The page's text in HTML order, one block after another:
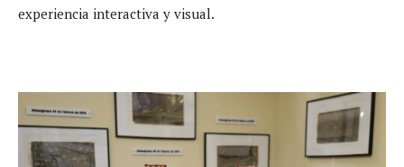
experiencia interactiva y visual.